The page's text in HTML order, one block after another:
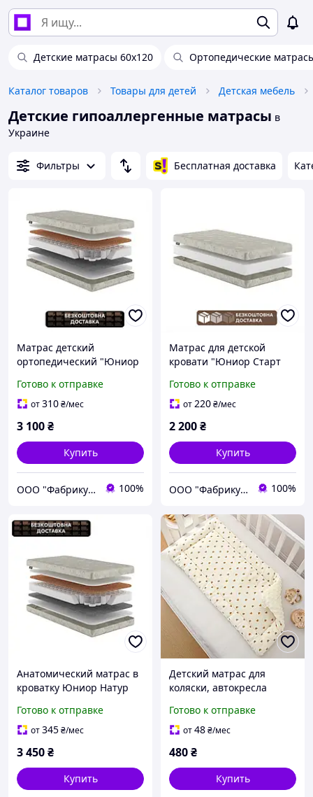
Детские матрасы 60х120 Ортопедические
Каталог товаров Товары для детей Детская мебель
Детские гипоаллергенные матрасы в
Украине
Фильтры Бесплатная доставка
Матрас детский
ортопедический "Юниор
жесткий анатомический
гипоаллергенный
Готово к отправке
от310₴/мес
3 100₴
Купить
ООО "Фабрикум" - магазин ортопедических матрасов 100%
Матрас для детской
кровати "Юниор Старт
ортопедический средне-
жесткий
Готово к отправке
от220₴/мес
2 200₴
Купить
ООО "Фабрикум" - магазин ортопедических матрасов 100%
Анатомический матрас в
кроватку Юниор Натур
жесткий
гипоаллергенный
Готово к отправке
от345₴/мес
3 450₴
Купить
Детский матрас для
коляски, автокресла
принтом сердечки
мягкий, дышащий,
Готово к отправке
от48₴/мес
480₴
Купить